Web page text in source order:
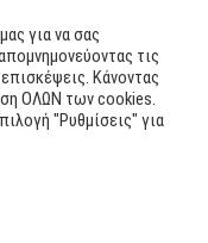
για να σας
τις
Κάνοντας
ΟΛΩΝ των cookies.
"Ρυθμίσεις" για